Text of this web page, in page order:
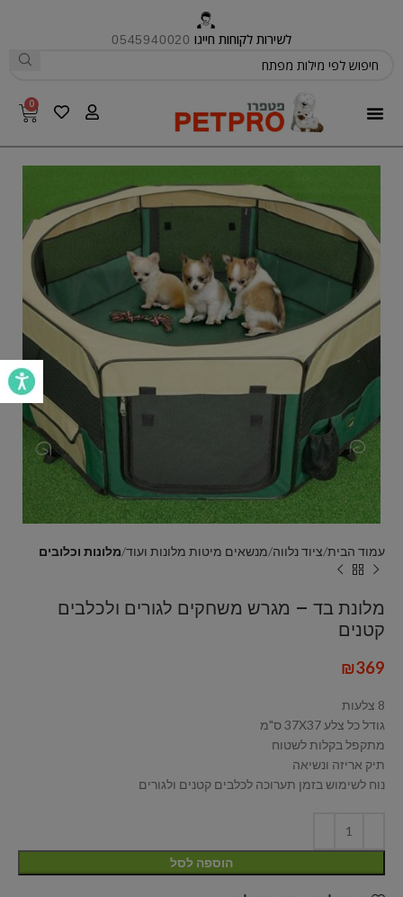
לשירות לקוחות חייגו 0545940020
0
עמוד הבית ציוד נלווה מנשאים מיטות מלונות ועוד מלונות וכלובים
מלונת בד – מגרש משחקים לגורים ולכלבים
קטנים
₪369
8 צלעות
גודל כל צלע 37X37 ס"מ
מתקפל בקלות לשטוח
תיק אריזה ונשיאה
נוח לשימוש בזמן תערוכה לכלבים קטנים ולגורים
הוספה לסל